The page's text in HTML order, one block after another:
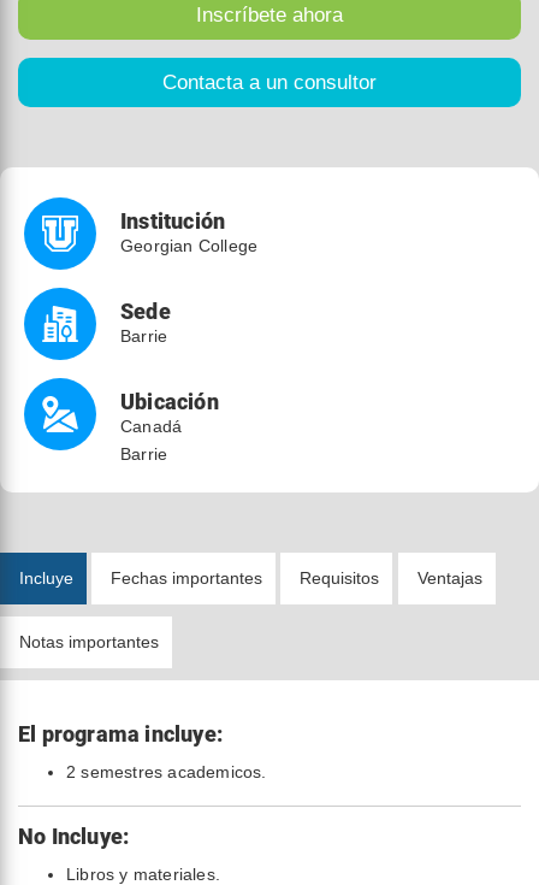
Institución
Georgian College
Sede
Barrie
Ubicación
Canadá
Barrie
Incluye Fechas importantes Requisitos Ventajas
Notas importantes
El programa incluye:
2 semestres academicos.
No Incluye:
Libros y materiales.